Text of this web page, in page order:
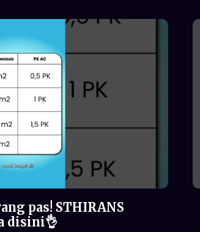
pas! STHIRANS
disini👌